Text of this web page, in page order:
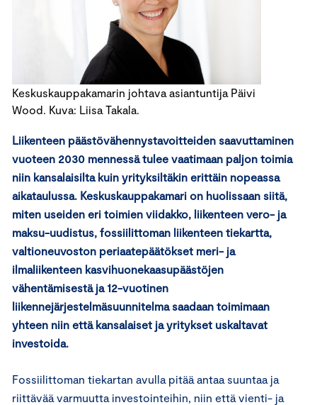
Keskuskauppakamarin johtava asiantuntija Päivi
Wood. Kuva: Liisa Takala.
Liikenteen päästövähennystavoitteiden saavuttaminen
vuoteen 2030 mennessä tulee vaatimaan paljon toimia
niin kansalaisilta kuin yrityksiltäkin erittäin nopeassa
aikataulussa. Keskuskauppakamari on huolissaan siitä,
miten useiden eri toimien viidakko, liikenteen vero- ja
maksu-uudistus, fossiilittoman liikenteen tiekartta,
valtioneuvoston periaatepäätökset meri- ja
ilmaliikenteen kasvihuonekaasupäästöjen
vähentämisestä ja 12-vuotinen
liikennejärjestelmäsuunnitelma saadaan toimimaan
yhteen niin että kansalaiset ja yritykset uskaltavat
investoida.
Fossiilittoman tiekartan avulla pitää antaa suuntaa ja
riittävää varmuutta investointeihin, niin että vienti- ja